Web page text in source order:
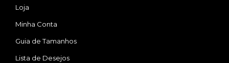
Loja
Minha Conta
Guia de Tamanhos
Lista de Desejos